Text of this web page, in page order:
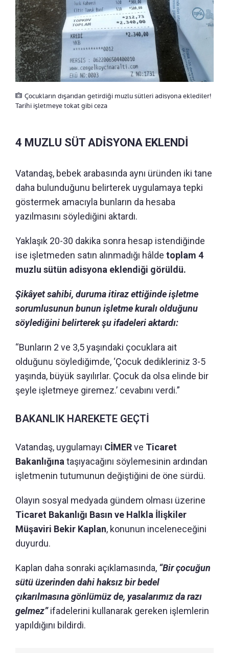
Çocukların dışarıdan getirdiği muzlu sütleri adisyona eklediler!
Tarihi işletmeye tokat gibi ceza
4 MUZLU SÜT ADİSYONA EKLENDİ
Vatandaş, bebek arabasında aynı üründen iki tane
daha bulunduğunu belirterek uygulamaya tepki
göstermek amacıyla bunların da hesaba
yazılmasını söylediğini aktardı.
Yaklaşık 20-30 dakika sonra hesap istendiğinde
ise işletmeden satın alınmadığı hâlde toplam 4
muzlu sütün adisyona eklendiği görüldü.
Şikâyet sahibi, duruma itiraz ettiğinde işletme
sorumlusunun bunun işletme kuralı olduğunu
söylediğini belirterek şu ifadeleri aktardı:
“Bunların 2 ve 3,5 yaşındaki çocuklara ait
olduğunu söylediğimde, ‘Çocuk dedikleriniz 3-5
yaşında, büyük sayılırlar. Çocuk da olsa elinde bir
şeyle işletmeye giremez.’ cevabını verdi.”
BAKANLIK HAREKETE GEÇTİ
Vatandaş, uygulamayı CİMERve Ticaret
Bakanlığına taşıyacağını söylemesinin ardından
işletmenin tutumunun değiştiğini de öne sürdü.
Olayın sosyal medyada gündem olması üzerine
Ticaret Bakanlığı Basın ve Halkla İlişkiler
Müşaviri Bekir Kaplan, konunun inceleneceğini
duyurdu.
Kaplan daha sonraki açıklamasında, “Bir çocuğun
sütü üzerinden dahi haksız bir bedel
çıkarılmasına gönlümüz de, yasalarımız da razı
gelmez”ifadelerini kullanarak gereken işlemlerin
yapıldığını bildirdi.